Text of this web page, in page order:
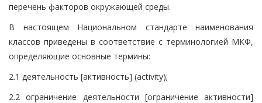
перечень факторов окружающей среды.
В настоящем Национальном стандарте наименования
классов приведены в соответствие с терминологией МКФ,
определяющие основные термины:
2.1 деятельность [активность] (activity);
2.2 ограничение деятельности [ограничение активности]